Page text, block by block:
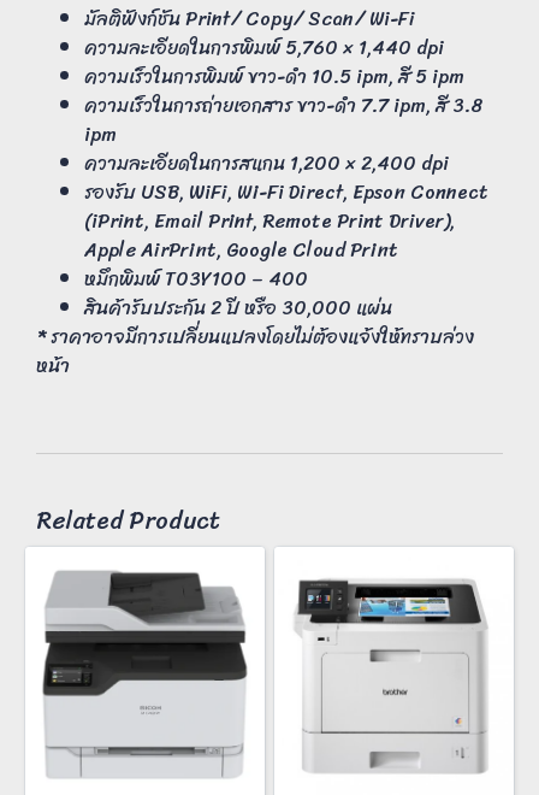
มัลติฟังก์ชัน Print/ Copy/ Scan/ Wi-Fi
ความละเอียดในการพิมพ์ 5,760 × 1,440 dpi
ความเร็วในการพิมพ์ ขาว-ดำ 10.5 ipm, สี 5 ipm
ความเร็วในการถ่ายเอกสาร ขาว-ดำ 7.7 ipm, สี 3.8
ipm
ความละเอียดในการสแกน 1,200 × 2,400 dpi
รองรับ USB, WiFi, Wi-Fi Direct, Epson Connect
(iPrint, Email Print, Remote Print Driver),
Apple AirPrint, Google Cloud Print
หมึกพิมพ์ T03Y100 – 400
สินค้ารับประกัน 2 ปี หรือ 30,000 แผ่น
* ราคาอาจมีการเปลี่ยนแปลงโดยไม่ต้องแจ้งให้ทราบล่วง
หน้า
Related Product